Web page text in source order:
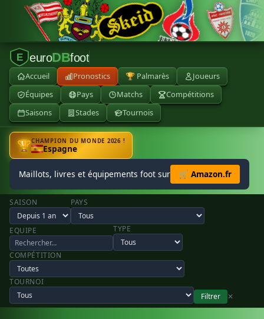
E euroDBfoot
Accueil Pronostics 🏆 Palmarès
Joueurs
Équipes
Pays Matchs
Compétitions
Saisons
Stades Tournois
🏆CHAMPION DU MONDE 2026 !
Espagne
Maillots, livres et équipements foot sur 🛒 Amazon.fr
SAISON PAYS
EQUIPE TYPE
COMPÉTITION
TOURNOI
Filtrer
✕